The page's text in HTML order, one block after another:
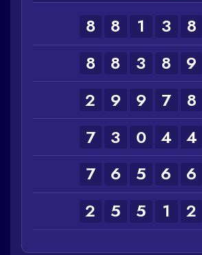
8 8 1 3 8
8
8 3 8 9
2
9 9 7 8
7
3 0 4 4
7
6 5 6 6
2
5 5 1 2